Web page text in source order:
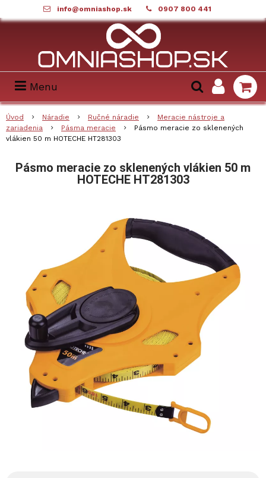
info@omniashop.sk 0907 800 441
Menu
Úvod Náradie Ručné náradie
Meracie nástroje a
zariadenia
Pásma meracie
Pásmo meracie zo sklenených
vlákien 50 m HOTECHE HT281303
Pásmo meracie zo sklenených vlákien 50 m
HOTECHE HT281303